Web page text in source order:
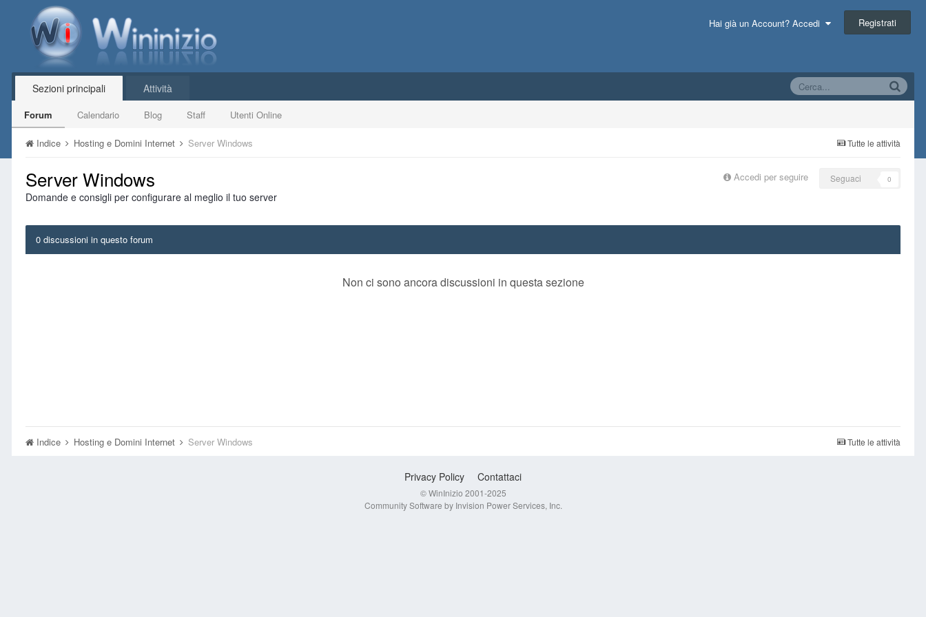
Hai già un Account? Accedi Registrati
Sezioni principali
Forum Calendario Blog Staff Utenti Online
Attività
Tutte le attività
Indice Hosting e Domini Internet Server Windows
Server Windows Accedi per seguire Seguaci 0
Domande e consigli per configurare al meglio il tuo server
0 discussioni in questo forum
Non ci sono ancora discussioni in questa sezione
Tutte le attività
Indice Hosting e Domini Internet Server Windows
Privacy Policy Contattaci
© WinInizio 2001-2025
Community Software by Invision Power Services, Inc.